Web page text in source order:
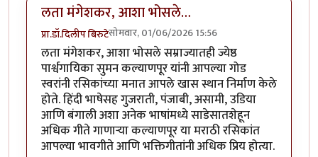
लता मंगेशकर, आशा भोसले…
प्रा.डॉ.दिलीप बिरुटेसोमवार, 01/06/2026 15:56
लता मंगेशकर, आशा भोसले सम्राज्यातही ज्येष्ठ
पार्श्वगायिका सुमन कल्याणपूर यांनी आपल्या गोड
स्वरांनी रसिकांच्या मनात आपले खास स्थान निर्माण केले
होते. हिंदी भाषेसह गुजराती, पंजाबी, असामी, उडिया
आणि बंगाली अशा अनेक भाषांमध्ये साडेसातशेहून
अधिक गीते गाणाऱ्या कल्याणपूर या मराठी रसिकांत
आपल्या भावगीते आणि भक्तिगीतांनी अधिक प्रिय होत्या.